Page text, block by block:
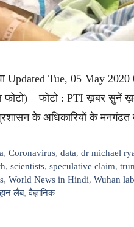
Updated Tue, 05 May
फोटो) – फोटो : PTI ख़बर
के अधिकारियों के
,Coronavirus,data,dr michael
, scientists, speculative claim,
, World News in Hindi, Wuhan lab
लैब,वैज्ञानिक